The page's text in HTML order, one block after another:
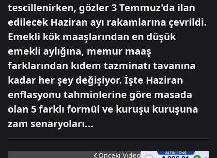
tescillenirken, gözler 3 Temmuz'da ilan
edilecek Haziran ayı rakamlarına çevrildi.
Emekli kök maaşlarından en düşük
emekli aylığına, memur maaş
farklarından kıdem tazminatı tavanına
kadar her şey değişiyor. İşte Haziran
enflasyonu tahminlerine göre masada
olan 5 farklı formül ve kuruşu kuruşuna
zam senaryoları...
Önceki Video